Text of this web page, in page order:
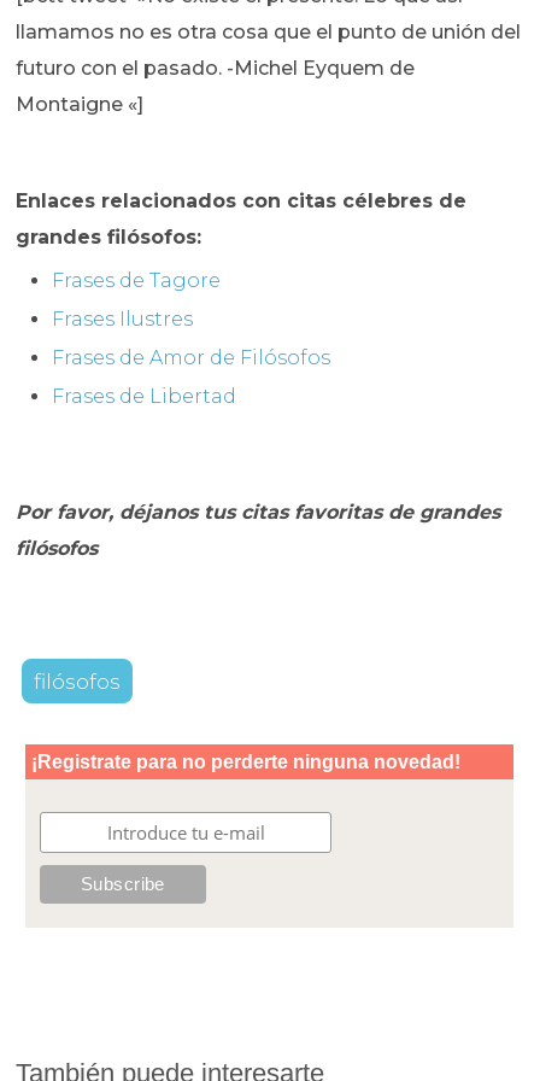
llamamos no es otra cosa que el punto de unión del
futuro con el pasado. -Michel Eyquem de
Montaigne «]
Enlaces relacionados con citas célebres de
grandes filósofos:
Frases de Tagore
Frases Ilustres
Frases de Amor de Filósofos
Frases de Libertad
Por favor, déjanos tus citas favoritas de grandes
filósofos
filósofos
También puede interesarte